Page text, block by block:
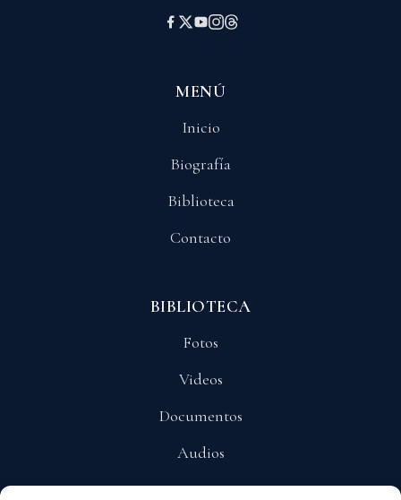
MENÚ
Inicio
Biografía
Biblioteca
Contacto
BIBLIOTECA
Fotos
Videos
Documentos
Audios